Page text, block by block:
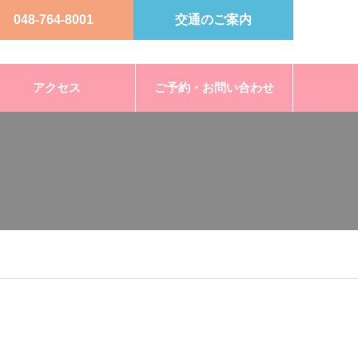
048-764-8001 交通のご案内
アクセス ご予約・お問い合わせ